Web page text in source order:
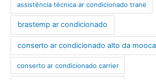
assistência técnica ar condicionado trane
brastemp ar condicionado
conserto ar condicionado alto da mooca
conserto ar condicionado carrier